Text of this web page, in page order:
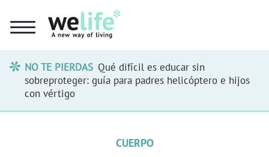
NO TE PIERDAS Qué difícil es educar sin
sobreproteger: guía para padres helicóptero e hijos
con vértigo
CUERPO